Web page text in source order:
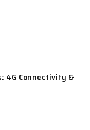
4G Connectivity &